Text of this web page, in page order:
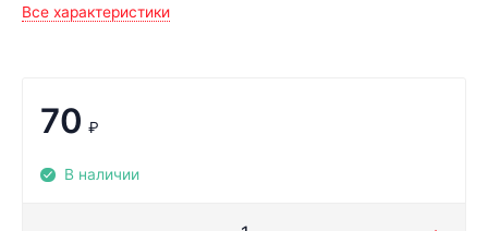
Все характеристики
70 ₽
В наличии